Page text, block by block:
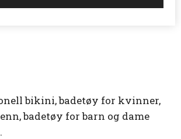
bikini, badetøy for kvinner,
badetøy for barn og dame